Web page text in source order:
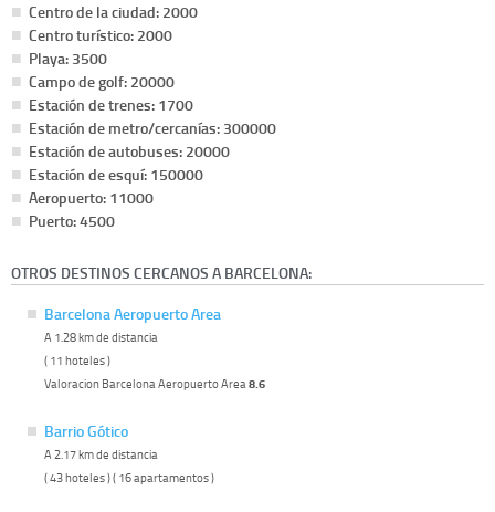
Centro de la ciudad: 2000
Centro turístico: 2000
Playa: 3500
Campo de golf: 20000
Estación de trenes: 1700
Estación de metro/cercanías: 300000
Estación de autobuses: 20000
Estación de esquí: 150000
Aeropuerto: 11000
Puerto: 4500
OTROS DESTINOS CERCANOS A BARCELONA:
Barcelona Aeropuerto Area
A 1.28 km de distancia
( 11 hoteles )
Valoracion Barcelona Aeropuerto Area 8.6
Barrio Gótico
A 2.17 km de distancia
( 43 hoteles ) ( 16 apartamentos )